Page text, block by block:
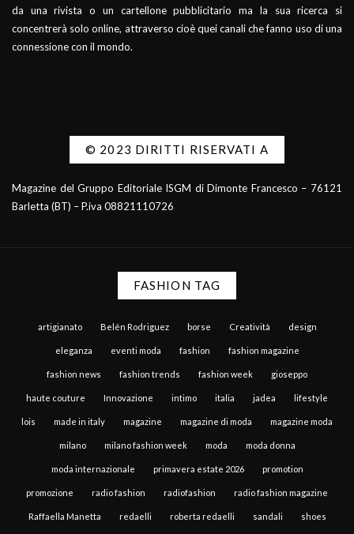
da una rivista o un cartellone pubblicitario ma la sua ricerca si
concentrerà solo online, attraverso cioè quei canali che fanno uso di una
connessione con il mondo.
© 2023 DIRITTI RISERVATI A
Magazine del Gruppo Editoriale ISGM di Dimonte Francesco – 76121
Barletta (BT) – P.iva 08821110726
FASHION TAG
artigianato Belén Rodriguez borse Creatività design
eleganza eventi moda fashion fashion magazine
fashion news fashion trends fashion week gioseppo
haute couture Innovazione intimo italia jadea lifestyle
lois made in italy magazine magazine di moda magazine moda
milano milano fashion week moda moda donna
moda internazionale primavera estate 2026 promotion
promozione radio fashion radiofashion radio fashion magazine
Raffaella Manetta redaelli roberta redaelli sandali shoes